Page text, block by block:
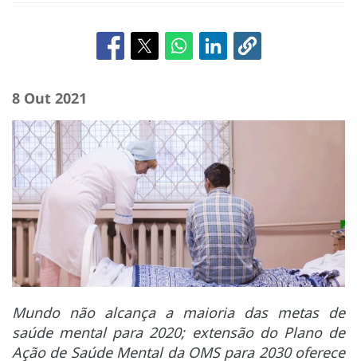
8 Out 2021
Mundo não alcança a maioria das metas de
saúde mental para 2020; extensão do Plano de
Ação de Saúde Mental da OMS para 2030 oferece